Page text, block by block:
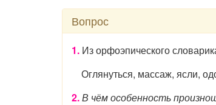
Вопрос
1. Из орфоэпического
Оглянуться, массаж, ясли,
2.В чём особенность